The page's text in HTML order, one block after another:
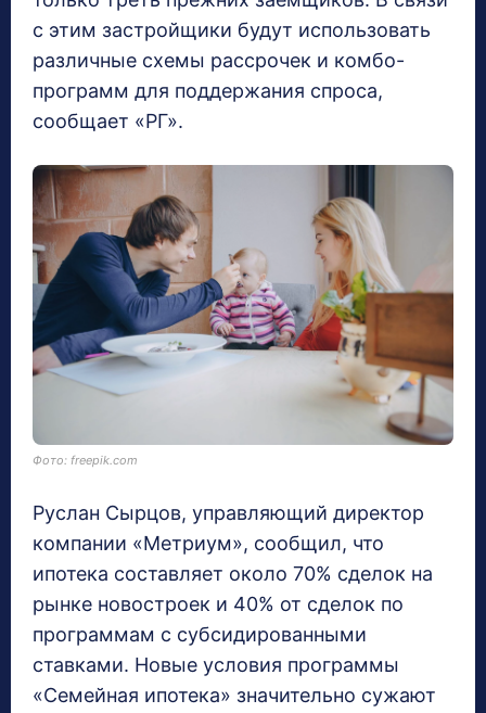
с этим застройщики будут использовать
различные схемы рассрочек и комбо-
программ для поддержания спроса,
сообщает «РГ».
Фото: freepik.com
Руслан Сырцов, управляющий директор
компании «Метриум», сообщил, что
ипотека составляет около 70% сделок на
рынке новостроек и 40% от сделок по
программам с субсидированными
ставками. Новые условия программы
«Семейная ипотека» значительно сужают